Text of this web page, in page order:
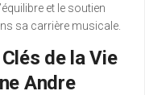
et le soutien
sa carrière musicale.
de la Vie
Andre